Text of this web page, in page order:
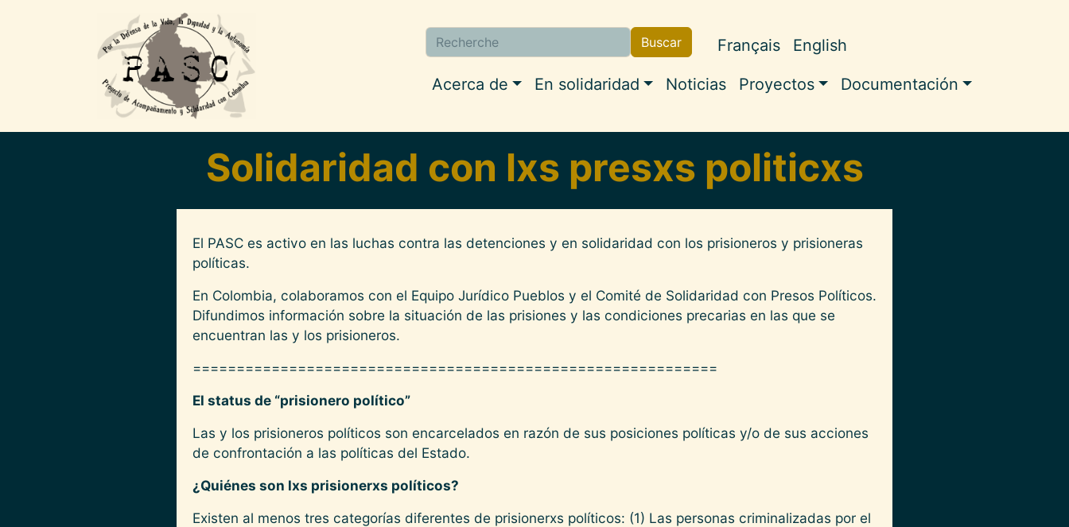
Navigation principale
Acerca de En solidaridad Noticias Proyectos Documentación
Buscar Buscar Français English
Solidaridad con lxs presxs politicxs
El PASC es activo en las luchas contra las detenciones y en solidaridad con los prisioneros y prisioneras
políticas.
En Colombia, colaboramos con el Equipo Jurídico Pueblos y el Comité de Solidaridad con Presos Políticos.
Difundimos información sobre la situación de las prisiones y las condiciones precarias en las que se
encuentran las y los prisioneros.
============================================================
El status de “prisionero político”
Las y los prisioneros políticos son encarcelados en razón de sus posiciones políticas y/o de sus acciones
de confrontación a las políticas del Estado.
¿Quiénes son lxs prisionerxs políticos?
Existen al menos tres categorías diferentes de prisionerxs políticos: (1) Las personas criminalizadas por el